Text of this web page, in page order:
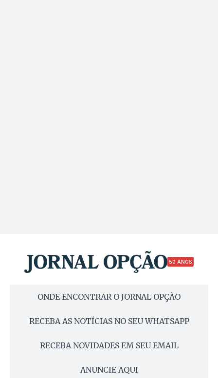
50 ANOS
ONDE ENCONTRAR O JORNAL OPÇÃO
RECEBA AS NOTÍCIAS NO SEU WHATSAPP
RECEBA NOVIDADES EM SEU EMAIL
ANUNCIE AQUI